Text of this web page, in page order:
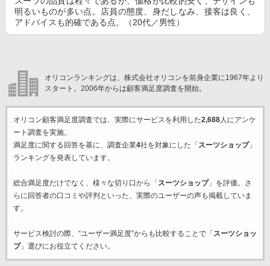
明るいものが多い点。店員の態度、身だしなみ、接客は良く、
アドバイスも的確である点。（20代／男性）
オリコンランキングは、株式会社オリコンを前身企業に1967年より
スタート。2006年からは顧客満足度調査を開始。
オリコン顧客満足度調査では、実際にサービスを利用した2,688人にアンケ
ート調査を実施。
満足度に関する回答を基に、調査企業4社を対象にした「 スーツショップ」
ランキングを発表しています。
総合満足度だけでなく、様々な切り口から「 スーツショップ」を評価。さ
らに回答者の口コミや評判といった、実際のユーザーの声も掲載していま
す。
サービス検討の際、“ユーザー満足度”からも比較することで「 スーツショッ
プ」選びにお役立てください。